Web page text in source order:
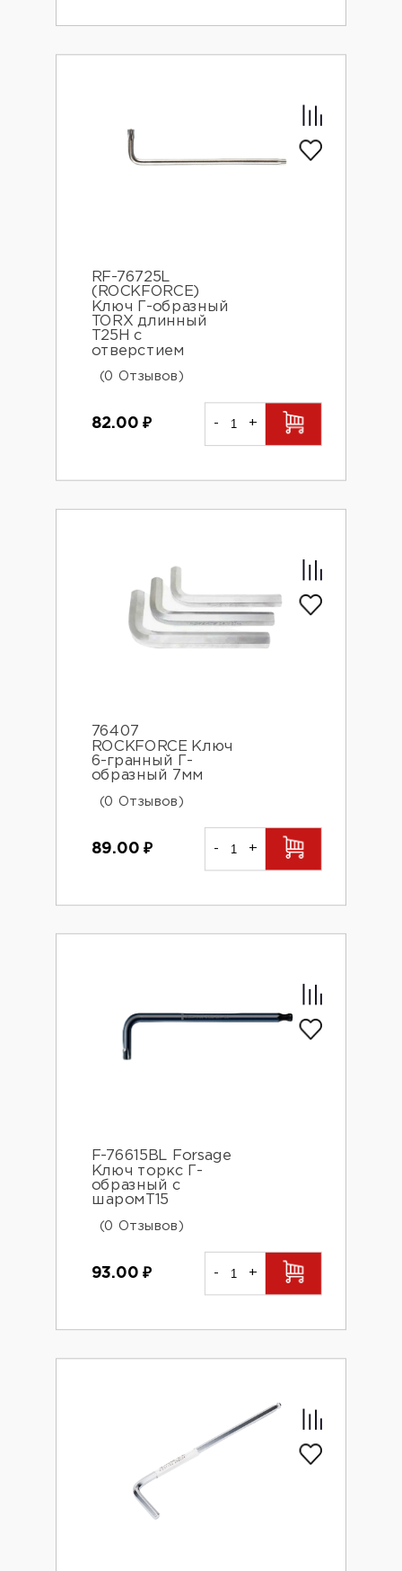
RF-76725L
(ROCKFORCE)
Ключ Г-образный
TORX длинный
Т25Н с
отверстием
(0 Отзывов)
82.00₽ - +
76407
ROCKFORCE Ключ
6-гранный Г-
образный 7мм
(0 Отзывов)
89.00 ₽ - +
F-76615BL Forsage
Ключ торкс Г-
образный с
шаромT15
(0 Отзывов)
93.00₽ - +